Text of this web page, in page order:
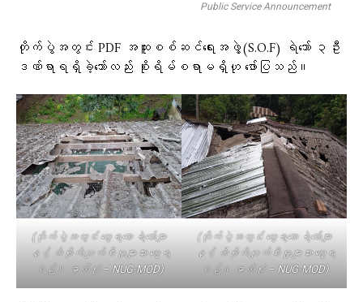
Public Service Announcement
တိုက်ပွဲအတွင်း PDF အထူးစစ်ဆင်ရေးအဖွဲ့(S.O.F) ရဲဘော် ၃ဦး
ဒဏ်ရာရရှိခဲ့သော်လည်း စိုးရိမ်စရာမရှိဟု ဖော်ပြသည်။
(တိုက်ပွဲအတွင်း တွေ့ရသော ရဲဘော်များ
နှင့် ထိခိုကိပျက်စီးမှုများအား တွေ့ရ
စဉ်။ ဓာတ်ပုံ – NUG-MOD)
(တိုက်ပွဲအတွင်း တွေ့ရသော ရဲဘော်များ
နှင့် ထိခိုကိပျက်စီးမှုများအား တွေ့ရ
စဉ်။ ဓာတ်ပုံ – NUG-MOD)